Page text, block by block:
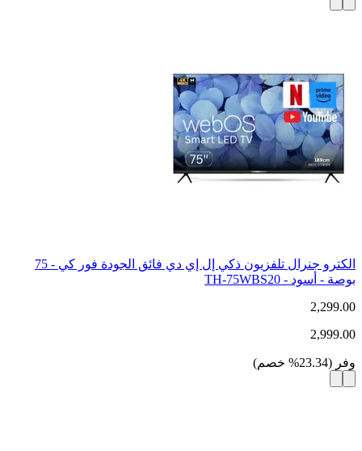
الكترو جنرال تلفزيون ذكي إل إي دي فائق الجودة فور كي - 75
بوصة - أسود - TH-75WBS20
2,299.00
2,999.00
وفر (
23.34
% خصم)